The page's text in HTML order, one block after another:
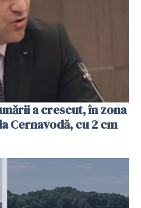
a crescut, în zona
Cernavodă, cu 2 cm